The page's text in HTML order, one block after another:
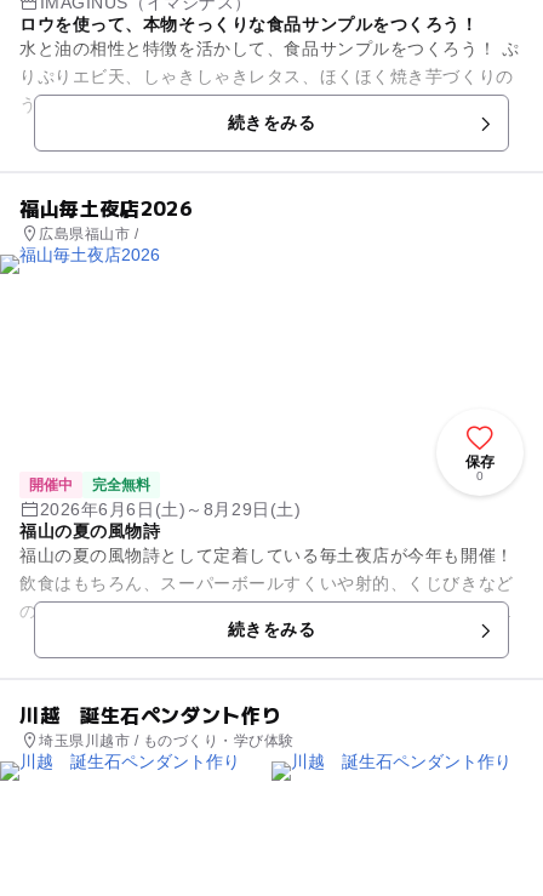
ロウを使って、本物そっくりな食品サンプルをつくろう！
水と油の相性と特徴を活かして、食品サンプルをつくろう！ ぷ
りぷりエビ天、しゃきしゃきレタス、ほくほく焼き芋づくりの
うち、自分の作りたい2つを選んで、チャレンジします！ でき
続きをみる
福山毎土夜店2026
広島県福山市 /
保存
0
開催中 完全無料
2026年6月6日(土)～8月29日(土)
福山の夏の風物詩
福山の夏の風物詩として定着している毎土夜店が今年も開催！
飲食はもちろん、スーパーボールすくいや射的、くじびきなど
の楽しいゲームコーナーなどの様々な露店が出店し、夏の夜を
続きをみる
川越 誕生石ペンダント作り
埼玉県川越市 / ものづくり・学び体験